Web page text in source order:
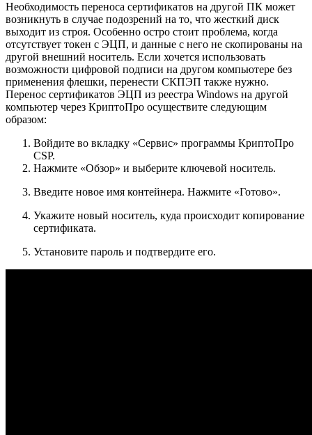
Необходимость переноса сертификатов на другой ПК может
возникнуть в случае подозрений на то, что жесткий диск
выходит из строя. Особенно остро стоит проблема, когда
отсутствует токен с ЭЦП, и данные с него не скопированы на
другой внешний носитель. Если хочется использовать
возможности цифровой подписи на другом компьютере без
применения флешки, перенести СКПЭП также нужно.
Перенос сертификатов ЭЦП из реестра Windows на другой
компьютер через КриптоПро осуществите следующим
образом:
Войдите во вкладку «Сервис» программы КриптоПро
CSP.
Нажмите «Обзор» и выберите ключевой носитель.
Введите новое имя контейнера. Нажмите «Готово».
Укажите новый носитель, куда происходит копирование
сертификата.
Установите пароль и подтвердите его.